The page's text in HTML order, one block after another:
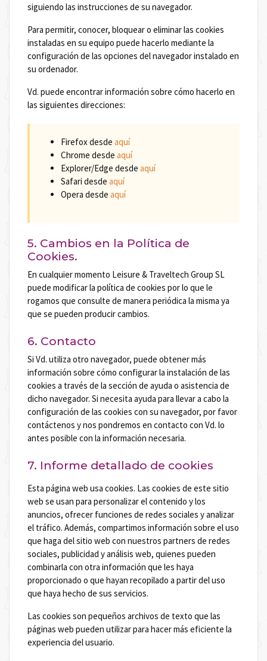
siguiendo las instrucciones de su navegador.
Para permitir, conocer, bloquear o eliminar las cookies
instaladas en su equipo puede hacerlo mediante la
configuración de las opciones del navegador instalado en
su ordenador.
Vd. puede encontrar información sobre cómo hacerlo en
las siguientes direcciones:
Firefox desde aquí
Chrome desde aquí
Explorer/Edge desde aquí
Safari desde aquí
Opera desde aquí
5. Cambios en la Política de
Cookies.
En cualquier momento Leisure & Traveltech Group SL
puede modificar la política de cookies por lo que le
rogamos que consulte de manera periódica la misma ya
que se pueden producir cambios.
6. Contacto
Si Vd. utiliza otro navegador, puede obtener más
información sobre cómo configurar la instalación de las
cookies a través de la sección de ayuda o asistencia de
dicho navegador. Si necesita ayuda para llevar a cabo la
configuración de las cookies con su navegador, por favor
contáctenos y nos pondremos en contacto con Vd. lo
antes posible con la información necesaria.
7. Informe detallado de cookies
Esta página web usa cookies. Las cookies de este sitio
web se usan para personalizar el contenido y los
anuncios, ofrecer funciones de redes sociales y analizar
el tráfico. Además, compartimos información sobre el uso
que haga del sitio web con nuestros partners de redes
sociales, publicidad y análisis web, quienes pueden
combinarla con otra información que les haya
proporcionado o que hayan recopilado a partir del uso
que haya hecho de sus servicios.
Las cookies son pequeños archivos de texto que las
páginas web pueden utilizar para hacer más eficiente la
experiencia del usuario.